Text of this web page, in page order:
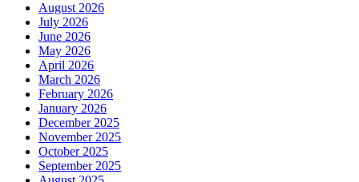
August 2026
July 2026
June 2026
May 2026
April 2026
March 2026
February 2026
January 2026
December 2025
November 2025
October 2025
September 2025